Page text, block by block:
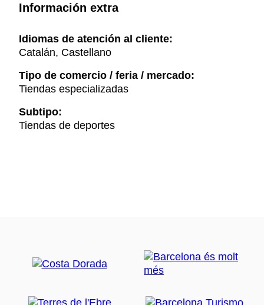
Información extra
Idiomas de atención al cliente:
Catalán, Castellano
Tipo de comercio / feria / mercado:
Tiendas especializadas
Subtipo:
Tiendas de deportes